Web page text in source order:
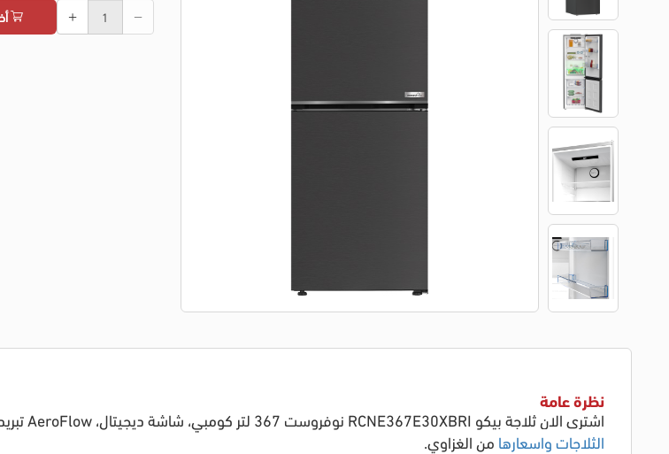
أضف لسلة المشتريات
نظرة عامة
اشتري الان ثلاجة بيكو RCNE367E30XBRI نوفروست 367 لتر كومبي، شاشة ديجيتال، AeroFlow تبريد متساوي، فريزر 3 أدراج وكفاءة طاقة عالية
الثلاجات واسعارها من الغزاوي.